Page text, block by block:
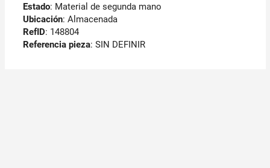
Estado: Material de segunda mano
Ubicación: Almacenada
RefID: 148804
Referencia pieza: SIN DEFINIR